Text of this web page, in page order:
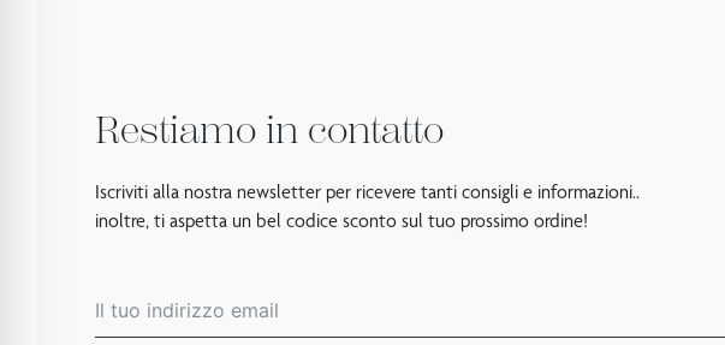
Restiamo in contatto
Iscriviti alla nostra newsletter per ricevere tanti consigli e informazioni..
inoltre, ti aspetta un bel codice sconto sul tuo prossimo ordine!